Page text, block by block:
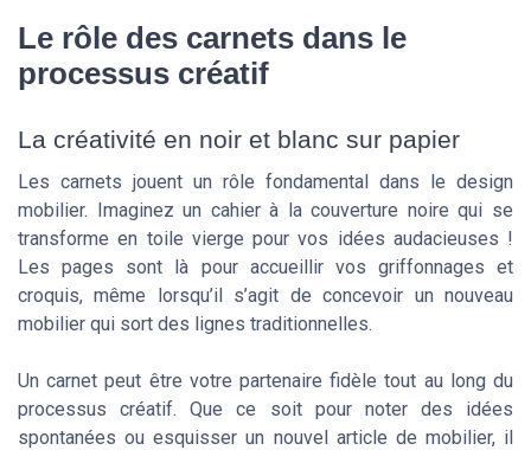
Le rôle des carnets dans le
processus créatif
La créativité en noir et blanc sur papier
Les carnets jouent un rôle fondamental dans le design
mobilier. Imaginez un cahier à la couverture noire qui se
transforme en toile vierge pour vos idées audacieuses !
Les pages sont là pour accueillir vos griffonnages et
croquis, même lorsqu’il s’agit de concevoir un nouveau
mobilier qui sort des lignes traditionnelles.
Un carnet peut être votre partenaire fidèle tout au long du
processus créatif. Que ce soit pour noter des idées
spontanées ou esquisser un nouvel article de mobilier, il